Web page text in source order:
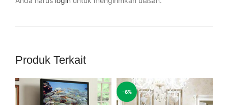
Produk Terkait
-6%